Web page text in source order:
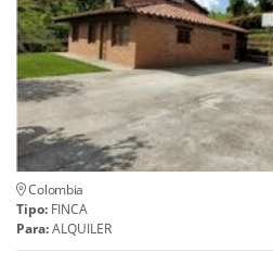
Colombia
Tipo: FINCA
Para:ALQUILER